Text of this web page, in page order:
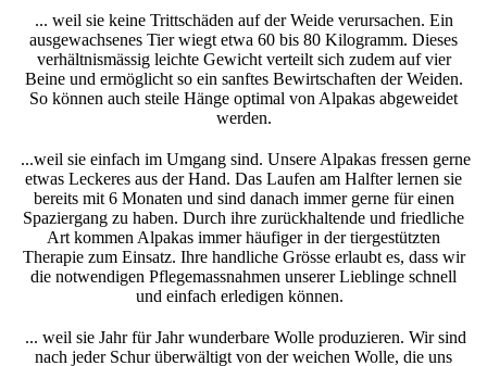
... weil sie keine Trittschäden auf der Weide verursachen. Ein
ausgewachsenes Tier wiegt etwa 60 bis 80 Kilogramm. Dieses
verhältnismässig leichte Gewicht verteilt sich zudem auf vier
Beine und ermöglicht so ein sanftes Bewirtschaften der Weiden.
So können auch steile Hänge optimal von Alpakas abgeweidet
werden.
...weil sie einfach im Umgang sind. Unsere Alpakas fressen gerne
etwas Leckeres aus der Hand. Das Laufen am Halfter lernen sie
bereits mit 6 Monaten und sind danach immer gerne für einen
Spaziergang zu haben. Durch ihre zurückhaltende und friedliche
Art kommen Alpakas immer häufiger in der tiergestützten
Therapie zum Einsatz. Ihre handliche Grösse erlaubt es, dass wir
die notwendigen Pflegemassnahmen unserer Lieblinge schnell
und einfach erledigen können.
... weil sie Jahr für Jahr wunderbare Wolle produzieren. Wir sind
nach jeder Schur überwältigt von der weichen Wolle, die uns